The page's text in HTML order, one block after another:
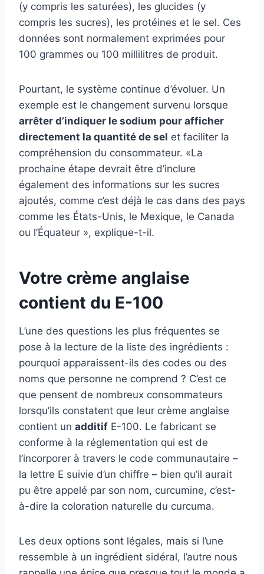
(y compris les saturées), les glucides (y
compris les sucres), les protéines et le sel. Ces
données sont normalement exprimées pour
100 grammes ou 100 millilitres de produit.
Pourtant, le système continue d’évoluer. Un
exemple est le changement survenu lorsque
arrêter d’indiquer le sodium pour afficher
directement la quantité de sel et faciliter la
compréhension du consommateur. «La
prochaine étape devrait être d’inclure
également des informations sur les sucres
ajoutés, comme c’est déjà le cas dans des pays
comme les États-Unis, le Mexique, le Canada
ou l’Équateur », explique-t-il.
Votre crème anglaise
contient du E-100
L’une des questions les plus fréquentes se
pose à la lecture de la liste des ingrédients :
pourquoi apparaissent-ils des codes ou des
noms que personne ne comprend ? C’est ce
que pensent de nombreux consommateurs
lorsqu’ils constatent que leur crème anglaise
contient un additif E-100. Le fabricant se
conforme à la réglementation qui est de
l’incorporer à travers le code communautaire –
la lettre E suivie d’un chiffre – bien qu’il aurait
pu être appelé par son nom, curcumine, c’est-
à-dire la coloration naturelle du curcuma.
Les deux options sont légales, mais si l’une
ressemble à un ingrédient sidéral, l’autre nous